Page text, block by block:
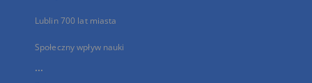
Lublin 700 lat miasta
Społeczny wpływ nauki
...